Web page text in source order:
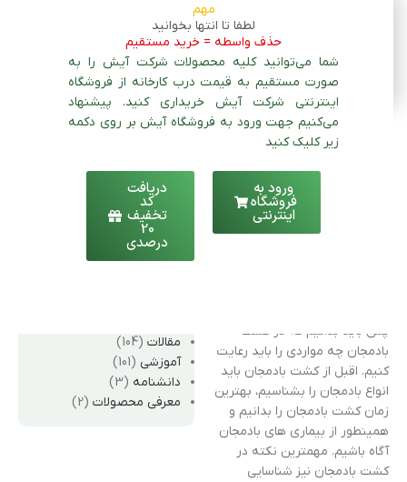
مهم
لطفا تا انتها بخوانید
حذف واسطه = خرید مستقیم
شما می‌توانید کلیه محصولات شرکت آیش را به
صورت مستقیم به قیمت درب کارخانه از فروشگاه
اینترنتی شرکت آیش خریداری کنید. پیشنهاد
می‌کنیم جهت ورود به فروشگاه آیش بر روی دکمه
زیر کلیک کنید
ورود به
فروشگاه
اینترنتی
دریافت
کد
تخفیف
20
درصدی
فهرست مطالب
پس باید بدانیم که در کشت
بادمجان چه مواردی را باید رعایت
کنیم. اقبل از کشت بادمجان باید
انواع بادمجان را بشناسیم، بهترین
زمان کشت بادمجان را بدانیم و
همینطور از بیماری های بادمجان
آگاه باشیم. مهمترین نکته در
کشت بادمجان نیز شناسایی
در استان هرمزگان| به
تفکیک شهرها
لیست محصولات قابل کشت
در استان کرمان| به تفکیک
شهرها
لیست محصولات قابل کشت
لیست محصولات قابل کشت
در استان یزد | به تفکیک
شهرها
لیست محصولات قابل کشت
در استان فارس | به تفکیک
شهرها
مقالات (104)
آموزشی (101)
دانشنامه (3)
معرفی محصولات (2)